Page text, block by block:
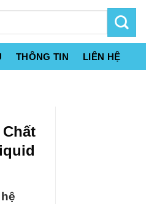
THÔNG TIN LIÊN HỆ